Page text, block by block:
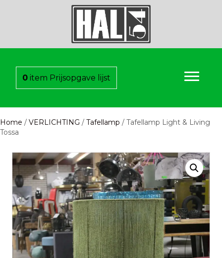
0 item Prijsopgave lijst
Home / VERLICHTING / Tafellamp / Tafellamp Light & Living
Tossa